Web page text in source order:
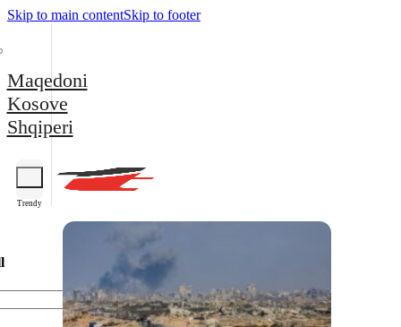
Skip to main contentSkip to footer
Maqedoni
Kosove
Shqiperi
Trendy